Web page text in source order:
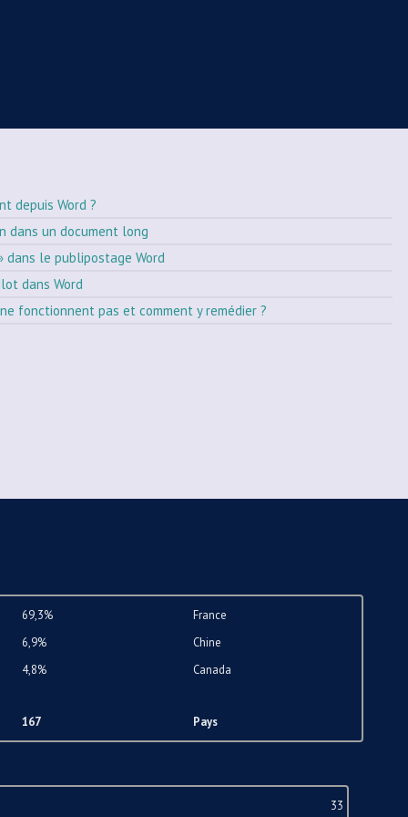
depuis Word ?
dans un document long
dans le publipostage Word
dans Word
fonctionnent pas et comment y remédier ?
69,3%
France
6,9%
Chine
4,8%
Canada
167 Pays
33